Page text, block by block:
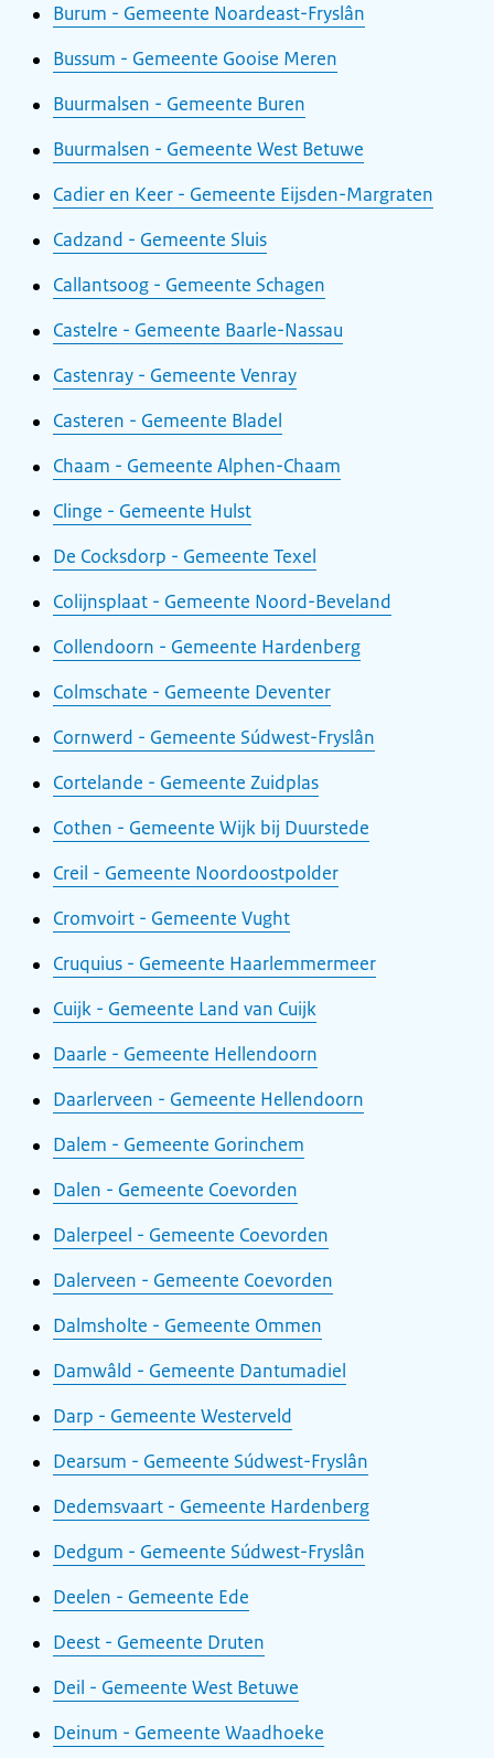
Burum - Gemeente Noardeast-Fryslân
Bussum - Gemeente Gooise Meren
Buurmalsen - Gemeente Buren
Buurmalsen - Gemeente West Betuwe
Cadier en Keer - Gemeente Eijsden-Margraten
Cadzand - Gemeente Sluis
Callantsoog - Gemeente Schagen
Castelre - Gemeente Baarle-Nassau
Castenray - Gemeente Venray
Casteren - Gemeente Bladel
Chaam - Gemeente Alphen-Chaam
Clinge - Gemeente Hulst
De Cocksdorp - Gemeente Texel
Colijnsplaat - Gemeente Noord-Beveland
Collendoorn - Gemeente Hardenberg
Colmschate - Gemeente Deventer
Cornwerd - Gemeente Súdwest-Fryslân
Cortelande - Gemeente Zuidplas
Cothen - Gemeente Wijk bij Duurstede
Creil - Gemeente Noordoostpolder
Cromvoirt - Gemeente Vught
Cruquius - Gemeente Haarlemmermeer
Cuijk - Gemeente Land van Cuijk
Daarle - Gemeente Hellendoorn
Daarlerveen - Gemeente Hellendoorn
Dalem - Gemeente Gorinchem
Dalen - Gemeente Coevorden
Dalerpeel - Gemeente Coevorden
Dalerveen - Gemeente Coevorden
Dalmsholte - Gemeente Ommen
Damwâld - Gemeente Dantumadiel
Darp - Gemeente Westerveld
Dearsum - Gemeente Súdwest-Fryslân
Dedemsvaart - Gemeente Hardenberg
Dedgum - Gemeente Súdwest-Fryslân
Deelen - Gemeente Ede
Deest - Gemeente Druten
Deil - Gemeente West Betuwe
Deinum - Gemeente Waadhoeke